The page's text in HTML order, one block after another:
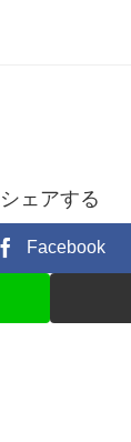
シェアする
Facebook